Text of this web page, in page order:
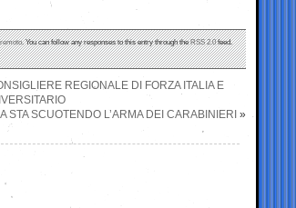
. You can follow any responses to this entry through theRSS 2.0feed.
REGIONALE DI FORZA ITALIA E
STA SCUOTENDO L’ARMA DEI CARABINIERI »